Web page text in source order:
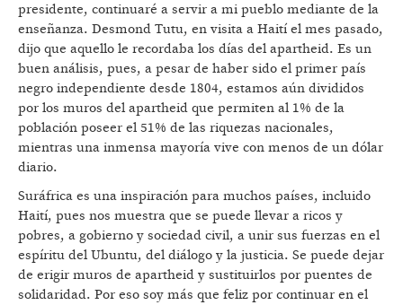
presidente, continuaré a servir a mi pueblo mediante de la
enseñanza. Desmond Tutu, en visita a Haití el mes pasado,
dijo que aquello le recordaba los días del apartheid. Es un
buen análisis, pues, a pesar de haber sido el primer país
negro independiente desde 1804, estamos aún divididos
por los muros del apartheid que permiten al 1% de la
población poseer el 51% de las riquezas nacionales,
mientras una inmensa mayoría vive con menos de un dólar
diario.
Suráfrica es una inspiración para muchos países, incluido
Haití, pues nos muestra que se puede llevar a ricos y
pobres, a gobierno y sociedad civil, a unir sus fuerzas en el
espíritu del Ubuntu, del diálogo y la justicia. Se puede dejar
de erigir muros de apartheid y sustituirlos por puentes de
solidaridad. Por eso soy más que feliz por continuar en el